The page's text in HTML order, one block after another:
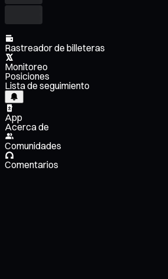
Rastreador de billeteras
Monitoreo
Posiciones
Lista de seguimiento
App
Acerca de
Comunidades
Comentarios